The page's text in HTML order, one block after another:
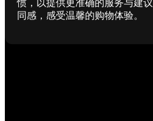
惯，以提供更准确的服务与建
同感，感受温馨的购物体验。